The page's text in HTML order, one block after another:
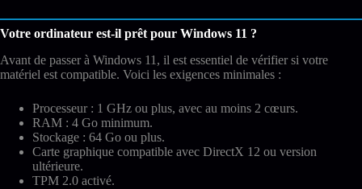
Votre ordinateur est-il prêt pour Windows 11 ?
Avant de passer à Windows 11, il est essentiel de vérifier si votre
matériel est compatible. Voici les exigences minimales :
Processeur : 1 GHz ou plus, avec au moins 2 cœurs.
RAM : 4 Go minimum.
Stockage : 64 Go ou plus.
Carte graphique compatible avec DirectX 12 ou version
ultérieure.
TPM 2.0 activé.